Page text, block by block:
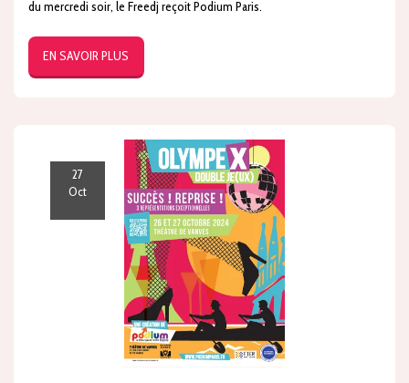
du mercredi soir, le Freedj reçoit Podium Paris.
EN SAVOIR PLUS
27
Oct